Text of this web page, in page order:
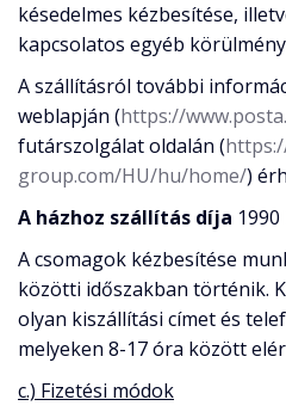
késedelmes kézbesítése,
kapcsolatos egyéb
A szállításról további
weblapján (https://
futárszolgálat oldalán (
group.com/HU/hu/home/)
A házhoz szállítás díja
A csomagok kézbesítése
közötti időszakban történik.
olyan kiszállítási címet és
melyeken 8-17 óra között
c.) Fizetési módok